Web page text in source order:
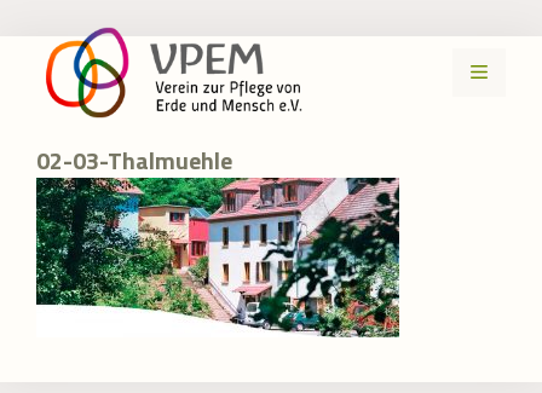
Inhalt
springen
MENÜ
02-03-Thalmuehle